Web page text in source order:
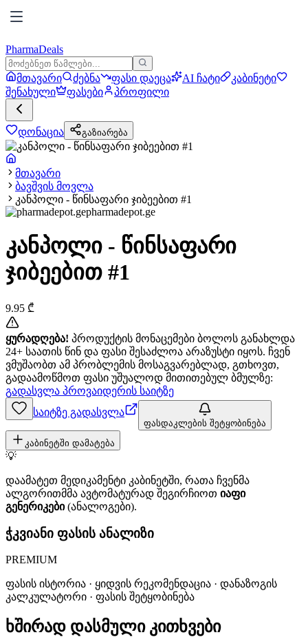
PharmaDeals
მთავარი ძებნა ფასი დაეცა AI ჩატი
კაბინეტი
შენახული
ფასები პროფილი
დონაცია გაზიარება
მთავარი
ბავშვის მოვლა
კანპოლი - წინსაფარი ჯიბეებით #1
pharmadepot.ge
კანპოლი - წინსაფარი
ჯიბეებით #1
9.95 ₾
ყურადღება! პროდუქტის მონაცემები ბოლოს განახლდა
24+ საათის წინ და ფასი შესაძლოა არაზუსტი იყოს. ჩვენ
ვმუშაობთ ამ პრობლემის მოსაგვარებლად, გთხოვთ,
გადაამოწმოთ ფასი უშუალოდ მითითებულ ბმულზე:
გადასვლა პროვაიდერის საიტზე
საიტზე გადასვლა
ფასდაკლების შეტყობინება
კაბინეტში დამატება
💡
დაამატეთ მედიკამენტი კაბინეტში, რათა ჩვენმა
ალგორითმმა ავტომატურად შეგირჩიოთ იაფი
გენერიკები(ანალოგები).
ჭკვიანი ფასის ანალიზი
PREMIUM
ფასის ისტორია · ყიდვის რეკომენდაცია · დანაზოგის
კალკულატორი · ფასის შეტყობინება
ხშირად დასმული კითხვები